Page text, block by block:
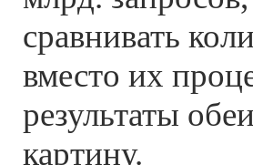
сравнивать
вместо их
результаты
картину.